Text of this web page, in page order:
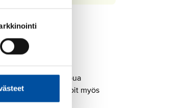
jäsenenä saat apua
jäsenedut
ja voit myös